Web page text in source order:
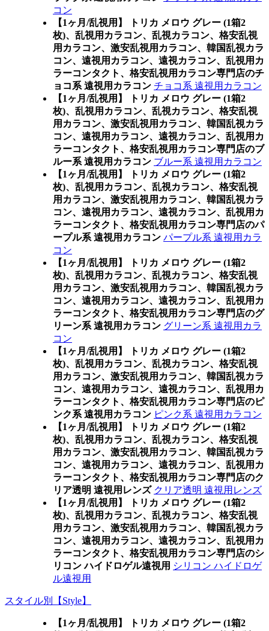
コン
【1ヶ月/乱視用】 トリカ メロウ グレー (1箱2
枚)、乱視用カラコン、乱視カラコン、格安乱視
用カラコン、激安乱視用カラコン、韓国乱視カラ
コン、遠視用カラコン、遠視カラコン、乱視用カ
ラーコンタクト、格安乱視用カラコン専門店のチ
ョコ系 遠視用カラコン チョコ系 遠視用カラコン
【1ヶ月/乱視用】 トリカ メロウ グレー (1箱2
枚)、乱視用カラコン、乱視カラコン、格安乱視
用カラコン、激安乱視用カラコン、韓国乱視カラ
コン、遠視用カラコン、遠視カラコン、乱視用カ
ラーコンタクト、格安乱視用カラコン専門店のブ
ルー系 遠視用カラコン ブルー系 遠視用カラコン
【1ヶ月/乱視用】 トリカ メロウ グレー (1箱2
枚)、乱視用カラコン、乱視カラコン、格安乱視
用カラコン、激安乱視用カラコン、韓国乱視カラ
コン、遠視用カラコン、遠視カラコン、乱視用カ
ラーコンタクト、格安乱視用カラコン専門店のパ
ープル系 遠視用カラコン パープル系 遠視用カラ
コン
【1ヶ月/乱視用】 トリカ メロウ グレー (1箱2
枚)、乱視用カラコン、乱視カラコン、格安乱視
用カラコン、激安乱視用カラコン、韓国乱視カラ
コン、遠視用カラコン、遠視カラコン、乱視用カ
ラーコンタクト、格安乱視用カラコン専門店のグ
リーン系 遠視用カラコン グリーン系 遠視用カラ
コン
【1ヶ月/乱視用】 トリカ メロウ グレー (1箱2
枚)、乱視用カラコン、乱視カラコン、格安乱視
用カラコン、激安乱視用カラコン、韓国乱視カラ
コン、遠視用カラコン、遠視カラコン、乱視用カ
ラーコンタクト、格安乱視用カラコン専門店のピ
ンク系 遠視用カラコン ピンク系 遠視用カラコン
【1ヶ月/乱視用】 トリカ メロウ グレー (1箱2
枚)、乱視用カラコン、乱視カラコン、格安乱視
用カラコン、激安乱視用カラコン、韓国乱視カラ
コン、遠視用カラコン、遠視カラコン、乱視用カ
ラーコンタクト、格安乱視用カラコン専門店のク
リア透明 遠視用レンズ クリア透明 遠視用レンズ
【1ヶ月/乱視用】 トリカ メロウ グレー (1箱2
枚)、乱視用カラコン、乱視カラコン、格安乱視
用カラコン、激安乱視用カラコン、韓国乱視カラ
コン、遠視用カラコン、遠視カラコン、乱視用カ
ラーコンタクト、格安乱視用カラコン専門店のシ
リコン ハイドロゲル遠視用 シリコン ハイドロゲ
ル遠視用
スタイル別【Style】
【1ヶ月/乱視用】 トリカ メロウ グレー (1箱2